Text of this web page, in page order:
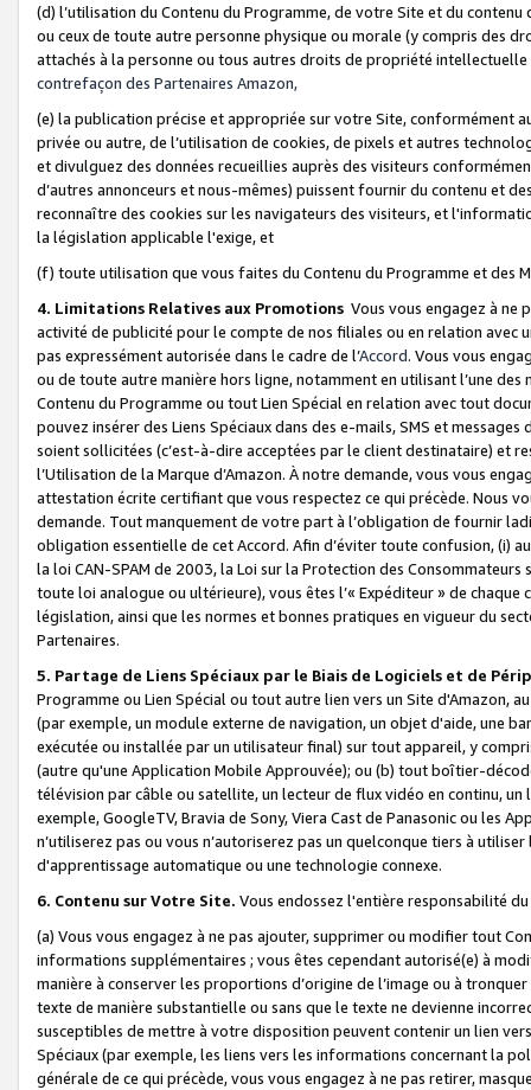
(d) l’utilisation du Contenu du Programme, de votre Site et du
ou ceux de toute autre personne physique ou morale (y compris des
attachés à la personne ou tous autres droits de propriété
contrefaçon des Partenaires Amazon,
(e) la publication précise et appropriée sur votre Site, conformément
privée ou autre, de l’utilisation de cookies, de pixels et autres
et divulguez des données recueillies auprès des visiteurs
d’autres annonceurs et nous-mêmes) puissent fournir du contenu et
reconnaître des cookies sur les navigateurs des visiteurs, et
la législation applicable l'exige, et
(f) toute utilisation que vous faites du Contenu du Programme et des
4. Limitations Relatives aux Promotions Vous vous engagez à ne
activité de publicité pour le compte de nos filiales ou en relation avec
pas expressément autorisée dans le cadre de l’Accord. Vous vous
ou de toute autre manière hors ligne, notamment en utilisant l’une
Contenu du Programme ou tout Lien Spécial en relation avec tout
pouvez insérer des Liens Spéciaux dans des e-mails, SMS et
soient sollicitées (c’est-à-dire acceptées par le client destinataire) et
l’Utilisation de la Marque d’Amazon. À notre demande, vous vous
attestation écrite certifiant que vous respectez ce qui précède. Nous
demande. Tout manquement de votre part à l’obligation de fournir
obligation essentielle de cet Accord. Afin d’éviter toute confusion, (i)
la loi CAN-SPAM de 2003, la Loi sur la Protection des
toute loi analogue ou ultérieure), vous êtes l’« Expéditeur » de
législation, ainsi que les normes et bonnes pratiques en vigueur du
Partenaires.
5. Partage de Liens Spéciaux par le Biais de Logiciels et de
Programme ou Lien Spécial ou tout autre lien vers un Site d'Amazon,
(par exemple, un module externe de navigation, un objet d'aide, une
exécutée ou installée par un utilisateur final) sur tout appareil, y
(autre qu'une Application Mobile Approuvée); ou (b) tout boîtier-
télévision par câble ou satellite, un lecteur de flux vidéo en continu,
exemple, GoogleTV, Bravia de Sony, Viera Cast de Panasonic ou les
n’utiliserez pas ou vous n’autoriserez pas un quelconque tiers à
d'apprentissage automatique ou une technologie connexe.
6. Contenu sur Votre Site. Vous endossez l'entière responsabilité
(a) Vous vous engagez à ne pas ajouter, supprimer ou modifier tout
informations supplémentaires ; vous êtes cependant autorisé(e) à
manière à conserver les proportions d’origine de l’image ou à
texte de manière substantielle ou sans que le texte ne devienne
susceptibles de mettre à votre disposition peuvent contenir un lien
Spéciaux (par exemple, les liens vers les informations concernant la
générale de ce qui précède, vous vous engagez à ne pas retirer,